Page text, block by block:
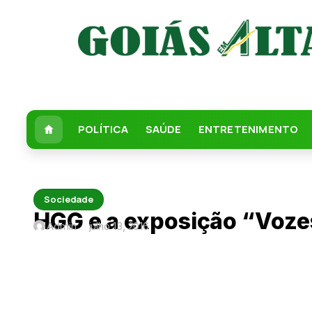
POLÍTICA SAÚDE ENTRETENIMENTO
Sociedade
HGG e a exposição
Admin julho 13, 2016